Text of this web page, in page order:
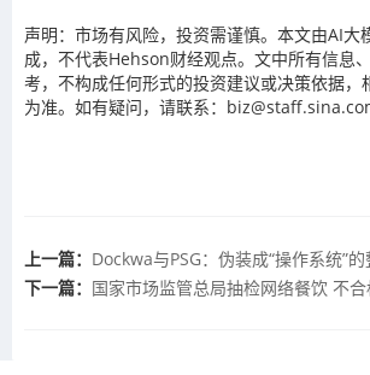
声明：市场有风险，投资需谨慎。本文由AI大
成，不代表Hehson财经观点。文中所有信息
考，不构成任何形式的投资建议或决策依据，
为准。如有疑问，请联系：
上一篇： Dockwa与PSG：伪装成“操作系统”
下一篇： 国家市场监管总局抽检网络餐饮 不